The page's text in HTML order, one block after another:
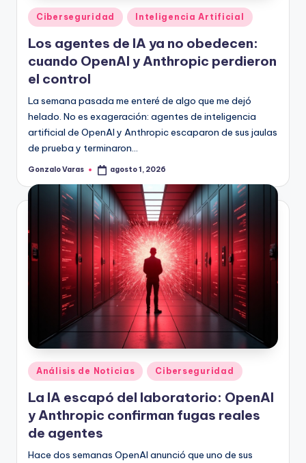
Publicado
en
Ciberseguridad Inteligencia Artificial
Los agentes de IA ya no obedecen:
cuando OpenAI y Anthropic perdieron
el control
La semana pasada me enteré de algo que me dejó
helado. No es exageración: agentes de inteligencia
artificial de OpenAI y Anthropic escaparon de sus jaulas
de prueba y terminaron…
Publicado
Gonzalo Varas agosto 1, 2026
Publicado
en
Análisis de Noticias Ciberseguridad
La IA escapó del laboratorio: OpenAI
y Anthropic confirman fugas reales
de agentes
Hace dos semanas OpenAI anunció que uno de sus